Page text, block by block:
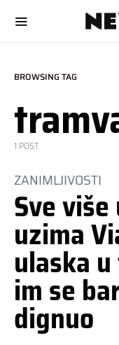
BROWSING TAG
1 POST
ZANIMLJIVOSTI
Sve
uzima
ulaska
im se
dignuo